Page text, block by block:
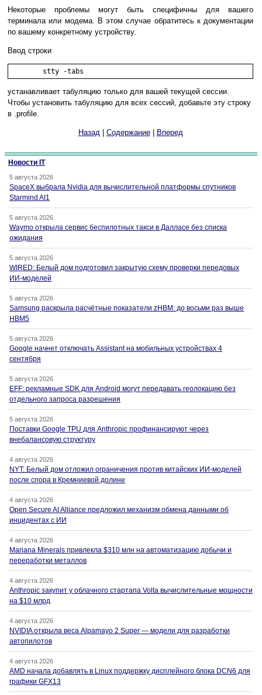
Некоторые проблемы могут быть специфичны для вашего
терминала или модема. В этом случае обратитесь к документации
по вашему конкретному устройству.
Ввод строки
	stty -tabs
устанавливает табуляцию только для вашей текущей сессии.
Чтобы установить табуляцию для всех сессий, добавьте эту строку
в .profile.
Назад| Содержание| Вперед
Новости IT
5 августа 2026
SpaceX выбрала Nvidia для вычислительной платформы спутников
Starmind AI1
5 августа 2026
Waymo открыла сервис беспилотных такси в Далласе без списка
ожидания
5 августа 2026
WIRED: Белый дом подготовил закрытую схему проверки передовых
ИИ-моделей
5 августа 2026
Samsung раскрыла расчётные показатели zHBM: до восьми раз выше
HBM5
5 августа 2026
Google начнет отключать Assistant на мобильных устройствах 4
сентября
5 августа 2026
EFF: рекламные SDK для Android могут передавать геолокацию без
отдельного запроса разрешения
5 августа 2026
Поставки Google TPU для Anthropic профинансируют через
внебалансовую структуру
4 августа 2026
NYT: Белый дом отложил ограничения против китайских ИИ-моделей
после спора в Кремниевой долине
4 августа 2026
Open Secure AI Alliance предложил механизм обмена данными об
инцидентах с ИИ
4 августа 2026
Mariana Minerals привлекла $310 млн на автоматизацию добычи и
переработки металлов
4 августа 2026
Anthropic закупит у облачного стартапа Volta вычислительные мощности
на $10 млрд
4 августа 2026
NVIDIA открыла веса Alpamayo 2 Super — модели для разработки
автопилотов
4 августа 2026
AMD начала добавлять в Linux поддержку дисплейного блока DCN6 для
графики GFX13